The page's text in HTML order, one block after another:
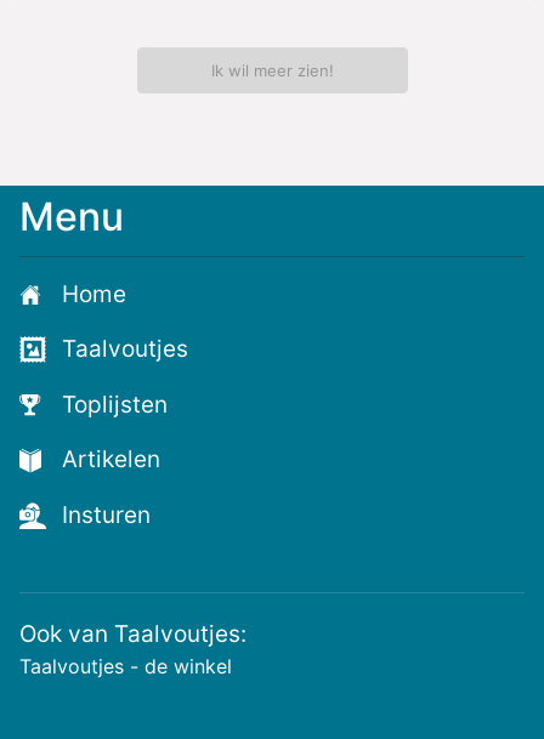
Ik wil meer zien!
Meld
voor
de
nieuwste
voutjes
en
de
voutste
nieuwtjes!
Menu
Home
Taalvoutjes
Toplijsten
Artikelen
Insturen
Ook van Taalvoutjes:
Taalvoutjes - de winkel